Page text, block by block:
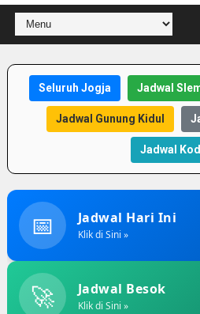
Seluruh Jogja Jadwal
Jadwal Gunung Kidul
Jadwal
📅 Jadwal Hari Ini
Klik di Sini »
🚀 Jadwal Besok
Klik di Sini »